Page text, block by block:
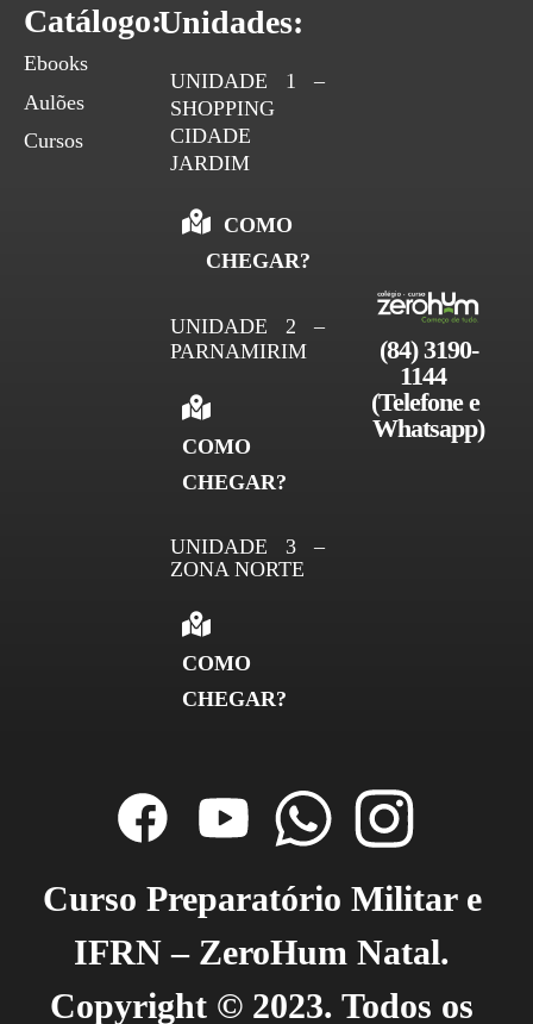
Catálogo:
Ebooks
Aulões
Cursos
Unidades:
UNIDADE 1 –
SHOPPING
CIDADE
JARDIM
COMO
CHEGAR?
UNIDADE 2 –
PARNAMIRIM
COMO
CHEGAR?
UNIDADE 3 –
ZONA NORTE
COMO
CHEGAR?
(84) 3190-
1144
(Telefone e
Whatsapp)
Curso Preparatório Militar e
IFRN – ZeroHum Natal.
Copyright © 2023. Todos os